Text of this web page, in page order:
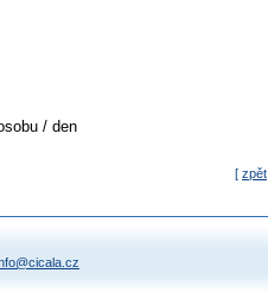
/ den
[ zpět